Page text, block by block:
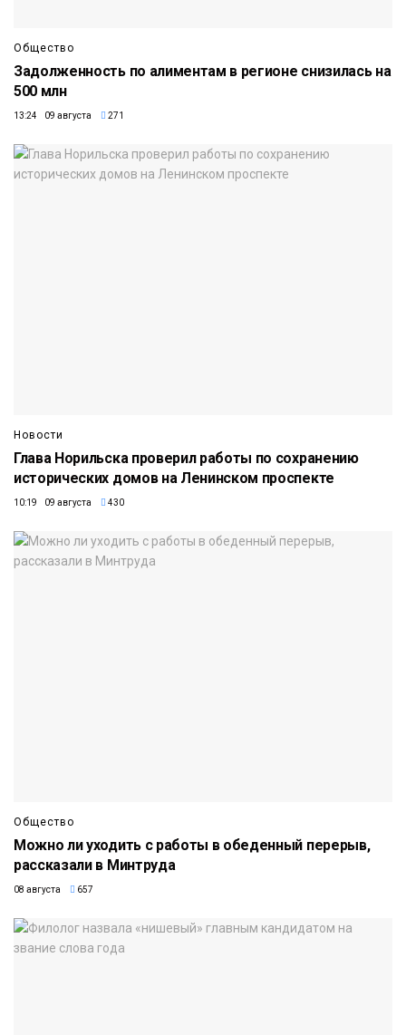
Общество
Задолженность по алиментам в регионе снизилась на
500 млн
13:24 09 августа 271
Новости
Глава Норильска проверил работы по сохранению
исторических домов на Ленинском проспекте
10:19 09 августа 430
Общество
Можно ли уходить с работы в обеденный перерыв,
рассказали в Минтруда
08 августа 657